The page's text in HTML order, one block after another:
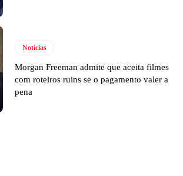
Notícias
Morgan Freeman admite que aceita filmes
com roteiros ruins se o pagamento valer a
pena